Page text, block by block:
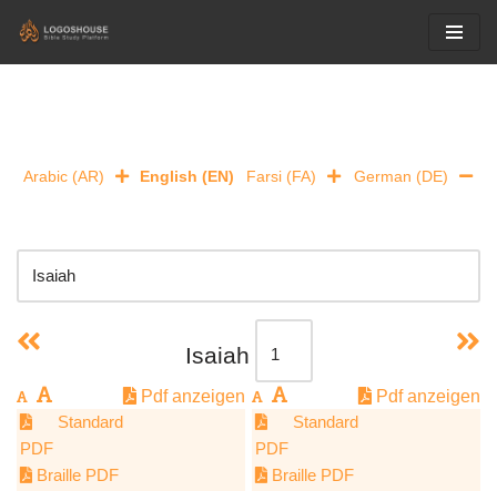
Arabic (AR) English (EN) Farsi (FA) German (DE)
Isaiah
Pdf anzeigen
Standard
PDF
Braille PDF
Pdf anzeigen
Standard
PDF
Braille PDF